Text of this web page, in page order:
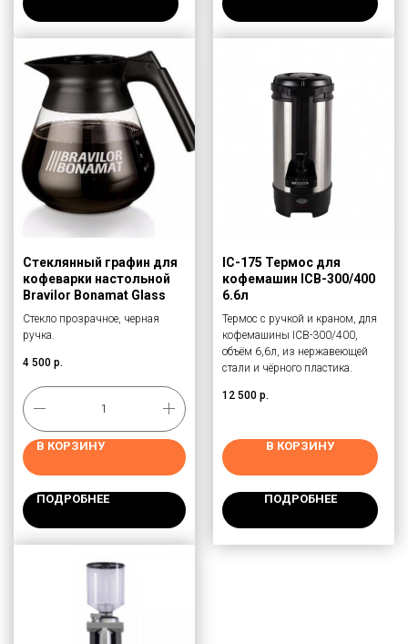
Стеклянный графин для
кофеварки настольной
Bravilor Bonamat Glass
Стекло прозрачное, черная
ручка.
4 500 р.
В КОРЗИНУ
ПОДРОБНЕЕ
IC-175 Термос для
кофемашин ICB-300/400
6.6л
Термос с ручкой и краном, для
кофемашины ICB-300/400,
объём 6,6л, из нержавеющей
стали и чёрного пластика.
12 500 р.
В КОРЗИНУ
ПОДРОБНЕЕ